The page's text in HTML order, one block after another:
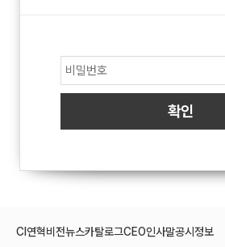
CI 연혁비전뉴스카탈로그CEO인사말공시정보